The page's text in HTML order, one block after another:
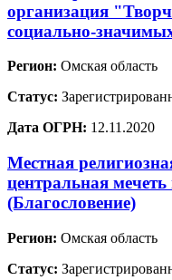
организация
социально-
Регион: Омская область
Статус:
Дата ОГРН: 12.11.2020
Местная
центральная
(Благословение)
Регион: Омская область
Статус: